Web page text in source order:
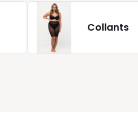
Collants